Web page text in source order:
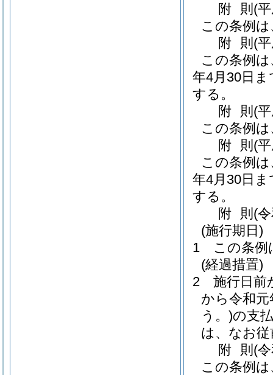
附 則 (
この条例
附 則 (
この条例
年4月30日
する。
附 則 (
この条例
附 則 (
この条例
年4月30日
する。
附 則 (
(施行期日)
1
この条例
(経過措置)
2
施行日前
から令和
う。)の支
は、なお
附 則 (
この条例